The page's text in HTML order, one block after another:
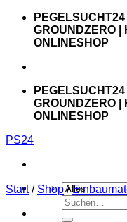
Zum
springen
PEGELSUCHT24
GROUNDZERO |
ONLINESHOP
PEGELSUCHT24
GROUNDZERO |
ONLINESHOP
PS24
Suchen
nach:
Start / Shop /